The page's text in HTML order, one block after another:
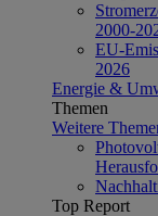
2000-
EU-
2026
Energie &
Themen
Weitere
Top Report